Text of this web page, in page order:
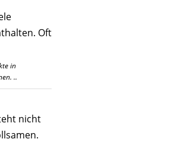
Oft
in
..
nicht